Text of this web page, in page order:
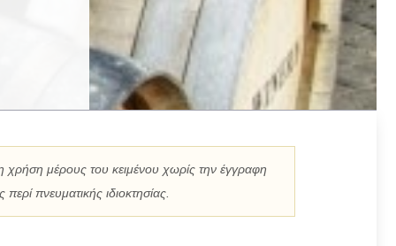
μέρους του κειμένου χωρίς την έγγραφη
πνευματικής ιδιοκτησίας.